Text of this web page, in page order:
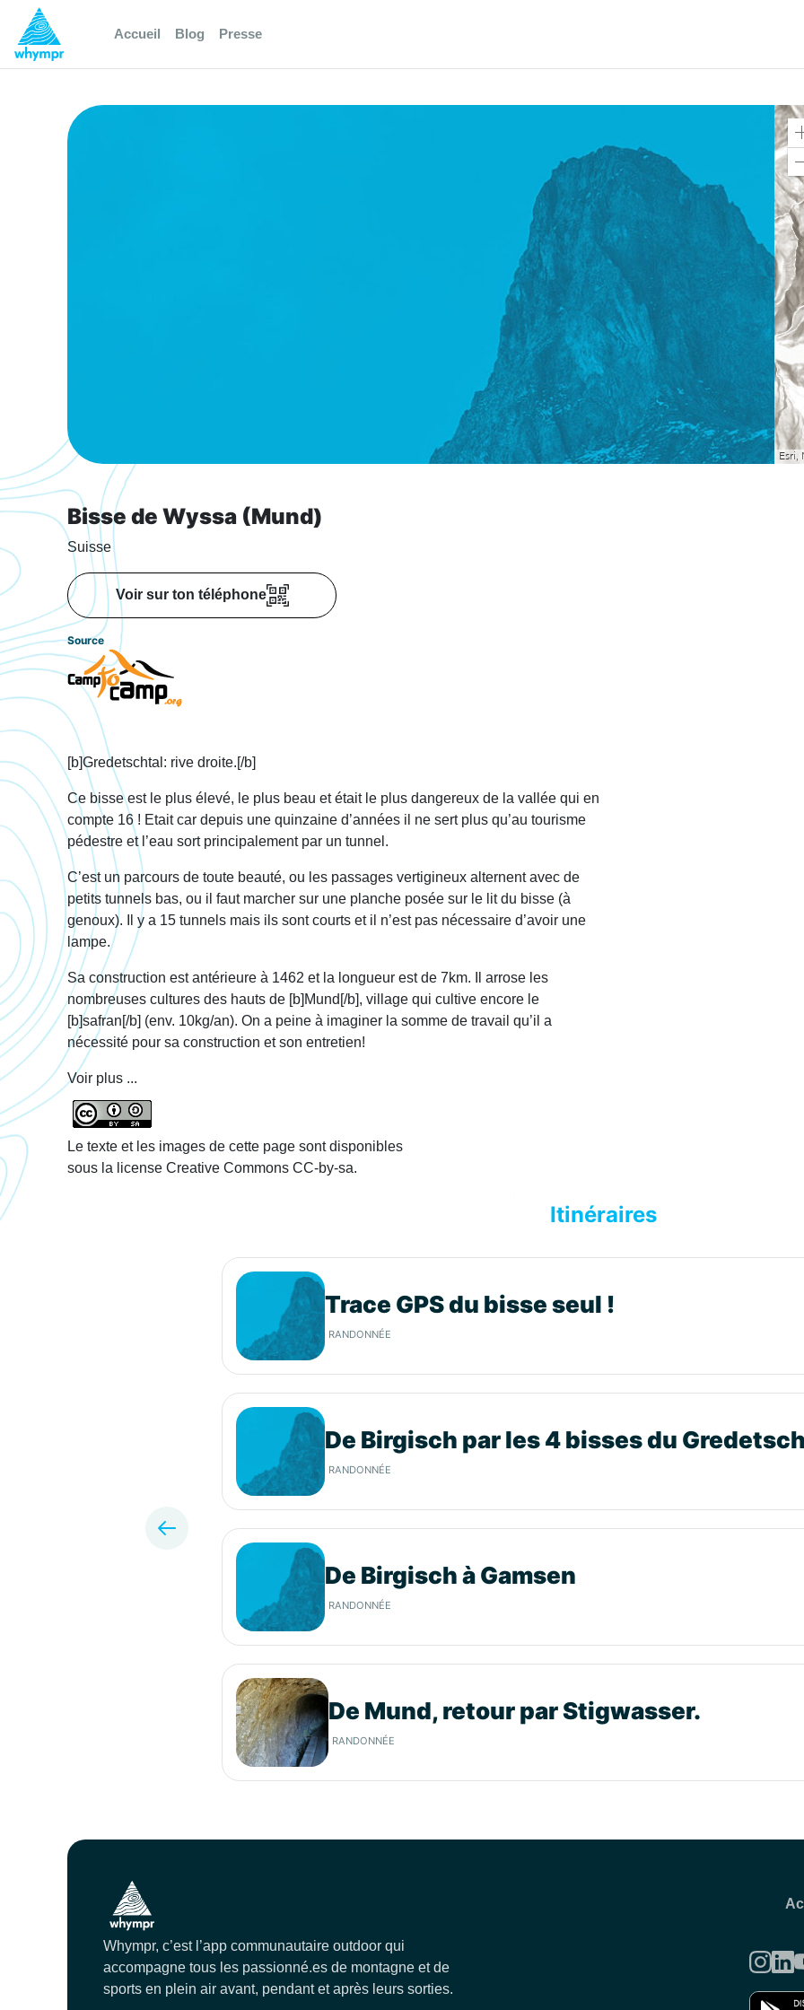
Accueil Blog Presse
Bisse de Wyssa (Mund)
Suisse
Voir sur ton téléphone
Source
[b]Gredetschtal: rive droite.[/b]
Ce bisse est le plus élevé, le plus beau et était le plus dangereux de la vallée qui en
compte 16 ! Etait car depuis une quinzaine d’années il ne sert plus qu’au tourisme
pédestre et l’eau sort principalement par un tunnel.
C’est un parcours de toute beauté, ou les passages vertigineux alternent avec de
petits tunnels bas, ou il faut marcher sur une planche posée sur le lit du bisse (à
genoux). Il y a 15 tunnels mais ils sont courts et il n’est pas nécessaire d’avoir une
lampe.
Sa construction est antérieure à 1462 et la longueur est de 7km. Il arrose les
nombreuses cultures des hauts de [b]Mund[/b], village qui cultive encore le
[b]safran[/b] (env. 10kg/an). On a peine à imaginer la somme de travail qu’il a
nécessité pour sa construction et son entretien!
Voir plus ...
Le texte et les images de cette page sont disponibles
sous la license Creative Commons CC-by-sa.
Itinéraires
Trace GPS du bisse seul !
RANDONNÉE
De Birgisch par les 4 bisses du
RANDONNÉE
De Birgisch à Gamsen
RANDONNÉE
De Mund, retour par Stigwasser.
RANDONNÉE
Whympr, c’est l’app communautaire outdoor qui
accompagne tous les passionné.es de montagne et de
sports en plein air avant, pendant et après leurs sorties.